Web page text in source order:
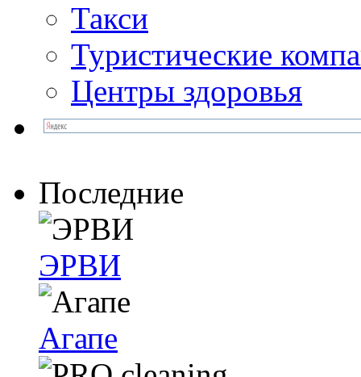
Такси
Туристические
Центры здоровья
Последние
ЭРВИ
Агапе